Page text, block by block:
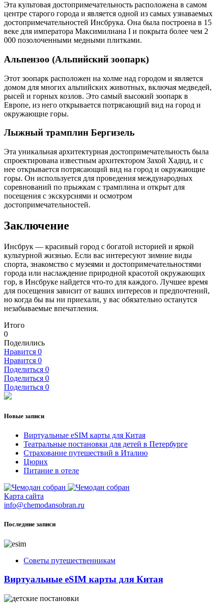
Эта культовая достопримечательность расположена в самом
центре старого города и является одной из самых узнаваемых
достопримечательностей Инсбрука. Она была построена в 15
веке для императора Максимилиана I и покрыта более чем 2
000 позолоченными медными плитками.
Альпензоо (Альпийский зоопарк)
Этот зоопарк расположен на холме над городом и является
домом для многих альпийских животных, включая медведей,
рысей и горных козлов. Это самый высокий зоопарк в
Европе, из него открывается потрясающий вид на город и
окружающие горы.
Лыжный трамплин Бергизель
Эта уникальная архитектурная достопримечательность была
спроектирована известным архитектором Захой Хадид, и с
нее открывается потрясающий вид на город и окружающие
горы. Он используется для проведения международных
соревнований по прыжкам с трамплина и открыт для
посещения с экскурсиями и осмотром
достопримечательностей.
Заключение
Инсбрук — красивый город с богатой историей и яркой
культурной жизнью. Если вас интересуют зимние виды
спорта, знакомство с музеями и достопримечательностями
города или наслаждение природной красотой окружающих
гор, в Инсбруке найдется что-то для каждого. Лучшее время
для посещения зависит от ваших интересов и предпочтений,
но когда бы вы ни приехали, у вас обязательно останутся
незабываемые впечатления.
Итого
0
Поделились
Нравится 0
Нравится 0
Поделиться 0
Поделиться 0
Поделиться 0
Новые записи
Виртуальные eSIM карты для Китая
Театральные постановки для детей в Петербурге
Страхование путешествий в Италию
Цюрих
Питание в отеле
Карта сайта
info@chemodansobran.ru
Последние записи
Советы путешественникам
Виртуальные eSIM карты для Китая